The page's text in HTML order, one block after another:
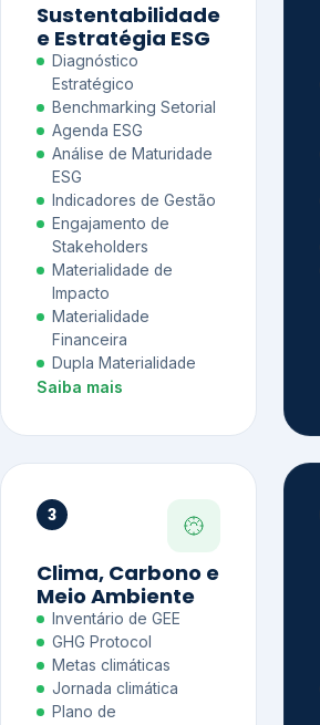
Sustentabilidade
e Estratégia ESG
Diagnóstico
Estratégico
Benchmarking Setorial
Agenda ESG
Análise de Maturidade
ESG
Indicadores de Gestão
Engajamento de
Stakeholders
Materialidade de
Impacto
Materialidade
Financeira
Dupla Materialidade
Saiba mais
3
Clima, Carbono e
Meio Ambiente
Inventário de GEE
GHG Protocol
Metas climáticas
Jornada climática
Plano de